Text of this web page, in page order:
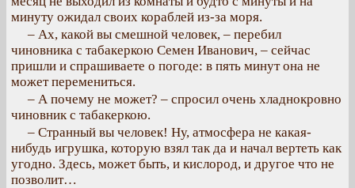
минуту ожидал своих кораблей из-за моря.
– Ах, какой вы смешной человек, – перебил
чиновника с табакеркою Семен Иванович, – сейчас
пришли и спрашиваете о погоде: в пять минут она не
может перемениться.
– А почему не может? – спросил очень хладнокровно
чиновник с табакеркою.
– Странный вы человек! Ну, атмосфера не какая-
нибудь игрушка, которую взял так да и начал вертеть как
угодно. Здесь, может быть, и кислород, и другое что не
позволит…